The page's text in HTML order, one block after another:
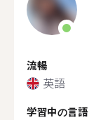
流暢
英語
学習中の言語